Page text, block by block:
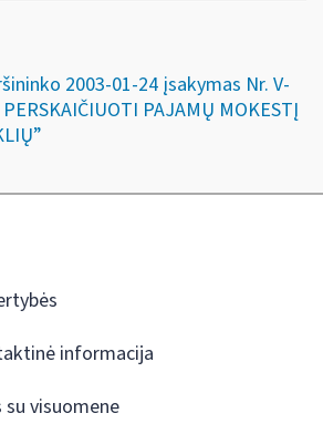
2003-01-24 įsakymas Nr. V-
PAJAMŲ MOKESTĮ
informacija
visuomene